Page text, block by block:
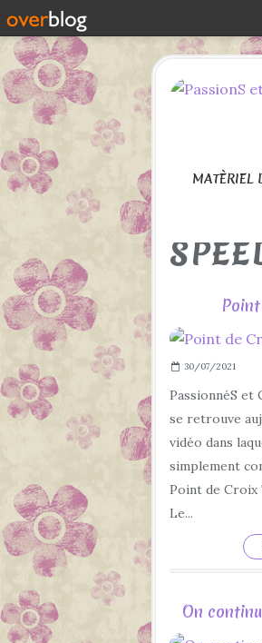
MATÈRIEL
30/07/2021
PassionnéS et
se retrouve
vidéo dans
simplement
Point de Croix
Le...
On